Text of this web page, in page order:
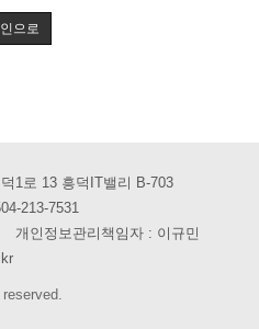
으로
1로 13 흥덕IT밸리 B-703
213-7531
개인정보관리책임자 : 이규민